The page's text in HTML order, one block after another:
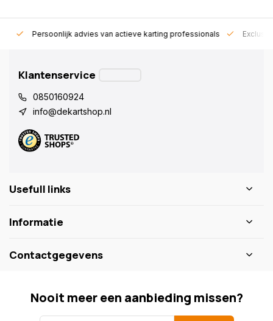
Persoonlijk advies van actieve karting professionals
Klantenservice
0850160924
info@dekartshop.nl
Usefull links
Informatie
Contactgegevens
Nooit meer een aanbieding missen?